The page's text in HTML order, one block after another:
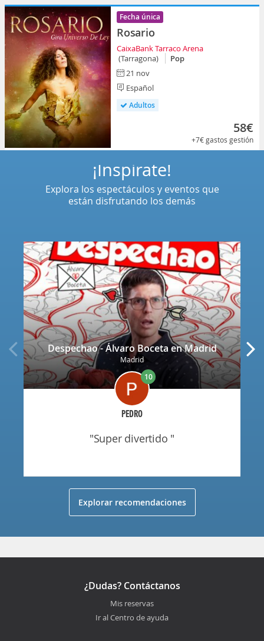
Fecha única
Rosario
CaixaBank Tarraco Arena
(Tarragona)
Pop
21 nov
Español
Adultos
58€
+7€gastos gestión
Despechao - Álvaro Boceta en Madrid
Madrid
PEDRO
10
"super divertido "
¡Inspírate!
Explora los espectáculos y eventos que
están disfrutando los demás
Explorar recomendaciones
¿Dudas? Contáctanos
Mis reservas
Ir al Centro de ayuda